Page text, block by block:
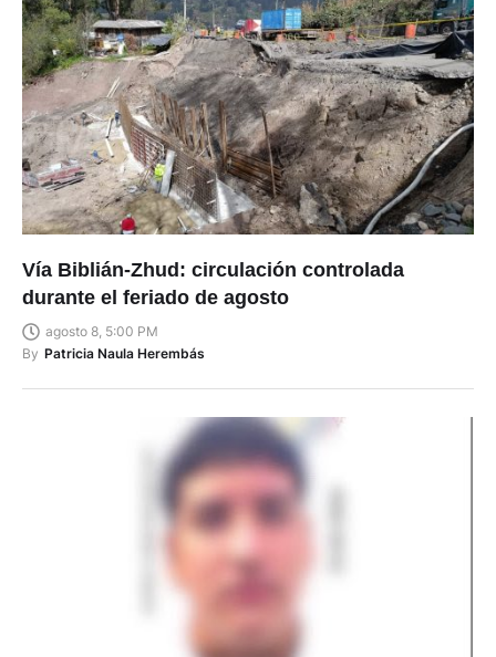
Vía Biblián-Zhud: circulación controlada
durante el feriado de agosto
agosto 8, 5:00 PM
By Patricia Naula Herembás